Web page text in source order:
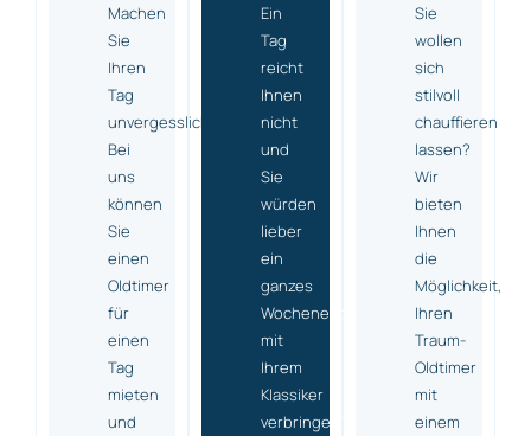
Machen
Sie
Ihren
Tag
unvergesslich!
Bei
uns
können
Sie
einen
Oldtimer
für
einen
Tag
mieten
und
Ein
Tag
reicht
Ihnen
nicht
und
Sie
würden
lieber
ein
ganzes
Wochenende
mit
Ihrem
Klassiker
verbringen?
Sie
wollen
sich
stilvoll
chauffieren
lassen?
Wir
bieten
Ihnen
die
Möglichkeit,
Ihren
Traum-
Oldtimer
mit
einem